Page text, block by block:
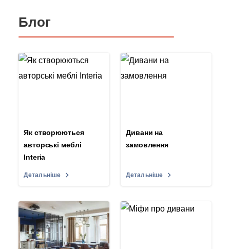
Блог
Як створюються
авторські меблі
Interia
Детальніше
Дивани на
замовлення
Детальніше